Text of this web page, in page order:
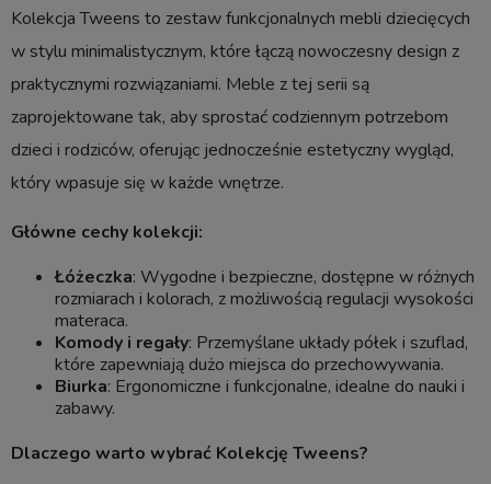
Kolekcja Tweens to zestaw funkcjonalnych mebli dziecięcych
w stylu minimalistycznym, które łączą nowoczesny design z
praktycznymi rozwiązaniami. Meble z tej serii są
zaprojektowane tak, aby sprostać codziennym potrzebom
dzieci i rodziców, oferując jednocześnie estetyczny wygląd,
który wpasuje się w każde wnętrze.
Główne cechy kolekcji:
Łóżeczka: Wygodne i bezpieczne, dostępne w różnych
rozmiarach i kolorach, z możliwością regulacji wysokości
materaca.
Komody i regały: Przemyślane układy półek i szuflad,
które zapewniają dużo miejsca do przechowywania.
Biurka: Ergonomiczne i funkcjonalne, idealne do nauki i
zabawy.
Dlaczego warto wybrać Kolekcję Tweens?